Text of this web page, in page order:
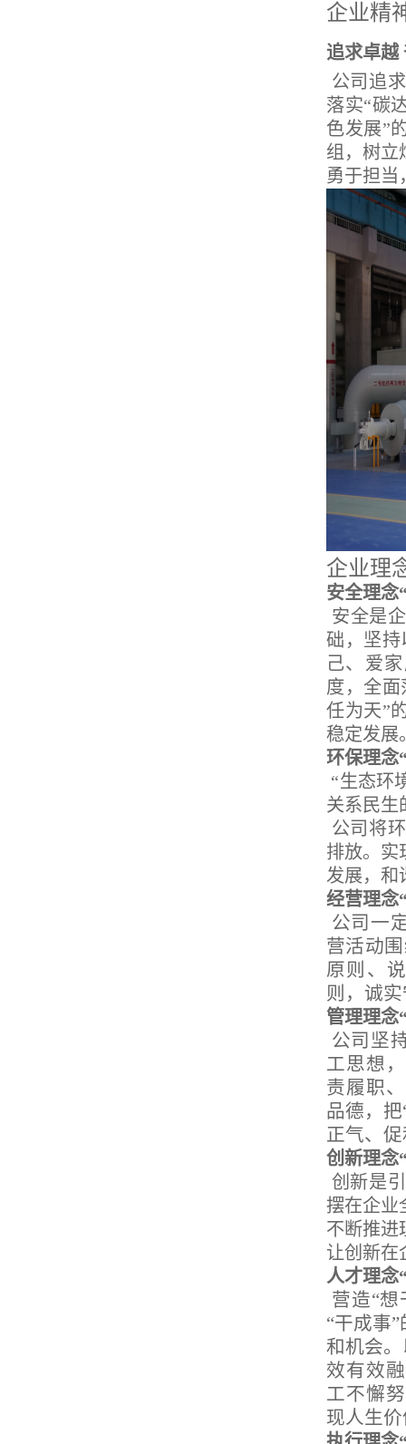
企业精
追求卓越
公司追
落实“碳
色发展”
组，树立
勇于担当
企业理
安全理念
安全是
础，坚持
己、爱
度，全面
任为天”
稳定发展
环保理念
“生态环
关系民
公司将
排放。实
发展，和
经营理念
公司一
营活动
原则、
则，诚
管理理念
公司坚
工思想
责履职
品德，
正气、
创新理念
创新是
摆在企业
不断推进
让创新在
人才理念
营造“
“干成事
和机会
效有效
工不懈
现人生